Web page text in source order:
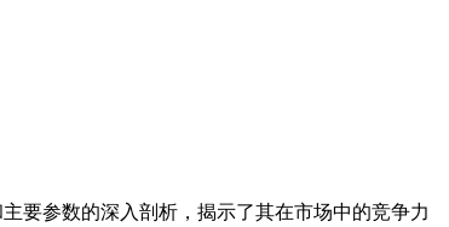
要参数的深入剖析，揭示了其在市场中的竞争力